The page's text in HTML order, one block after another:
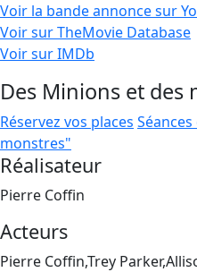
Voir la bande annonce sur
Voir sur TheMovie Database
Voir sur IMDb
Des Minions et des
Réservez vos places
monstres"
Réalisateur
Pierre Coffin
Acteurs
Pierre Coffin,Trey